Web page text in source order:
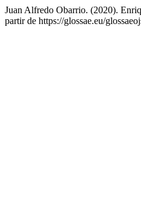
Juan Alfredo Obarrio. (2020).
partir de https://glossae.eu/